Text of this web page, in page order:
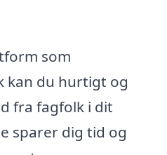
som
kan du hurtigt og
fra fagfolk i dit
sparer dig tid og